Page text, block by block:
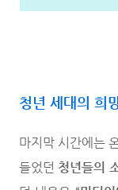
청년 세대의 희
마지막 시간에는
들었던 청년들의